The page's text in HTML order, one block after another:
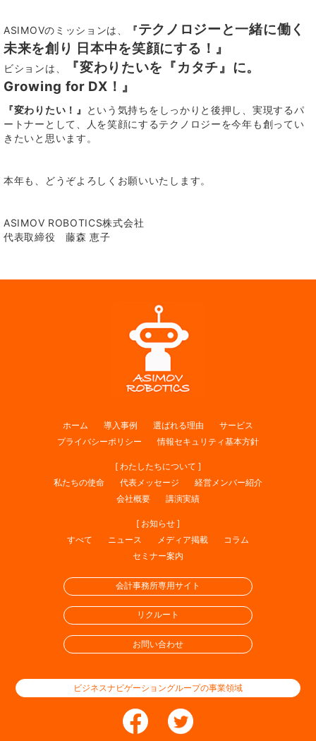
ASIMOVのミッションは、 『テクノロジーと一緒に働く
未来を創り 日本中を笑顔にする！』
ビションは、 『変わりたいを『カタチ』に。
Growing for DX！』
『変わりたい！』
という気持ちをしっかりと後押し、実現するパ
ートナーとして、人を笑顔にするテクノロジーを今年も創ってい
きたいと思います。
本年も、どうぞよろしくお願いいたします。
ASIMOV ROBOTICS株式会社
代表取締役 藤森 恵子
ホーム 導入事例 選ばれる理由
サービス
プライバシーポリシー
情報セキュリティ基本方針
[ わたしたちについて ]
私たちの使命
代表メッセージ
経営メンバー紹介
会社概要
講演実績
[ お知らせ ]
すべて
ニュース メディア掲載
コラム
セミナー案内
会計事務所専用サイト
リクルート
お問い合わせ
ビジネスナビゲーショングループの事業領域